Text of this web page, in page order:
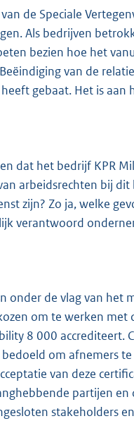
de Speciale
Als bedrijven
bezien hoe het
van de
gebaat. Het is
dat het bedrijf KPR
arbeidsrechten bij
zijn? Zo ja, welke
verantwoord
onder de vlag van het
om te werken met
8 000
om afnemers
van deze
partijen
stakeholders